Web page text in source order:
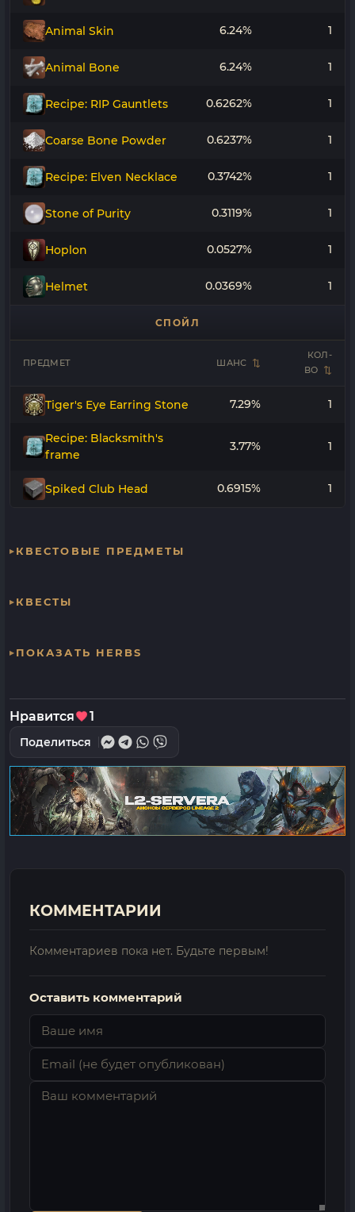
Animal Skin 6.24% 1
Animal Bone 6.24% 1
Recipe: RIP Gauntlets 0.6262% 1
Coarse Bone Powder 0.6237% 1
Recipe: Elven Necklace 0.3742% 1
Stone of Purity 0.3119% 1
Hoplon 0.0527% 1
Helmet 0.0369% 1
СПОЙЛ
ПРЕДМЕТ ШАНС
КОЛ-
ВО
Tiger's Eye Earring Stone 7.29% 1
Recipe: Blacksmith's
frame
3.77% 1
Spiked Club Head 0.6915% 1
КВЕСТОВЫЕ ПРЕДМЕТЫ
КВЕСТЫ
ПОКАЗАТЬ HERBS
Нравится 1
Поделиться
КОММЕНТАРИИ
Комментариев пока нет. Будьте первым!
Оставить комментарий